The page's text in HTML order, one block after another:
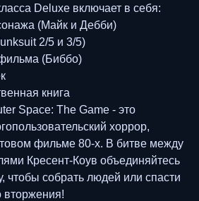
Deluxe включает в себя:
(Майк и Дебби)
2/5 и 3/5)
(Биббо)
книга
Space: The Game - это
хоррор,
фильме 80-х. В битве между
Кресент-Коув объединяйтесь
чтобы собрать людей или спасти
вторжения!